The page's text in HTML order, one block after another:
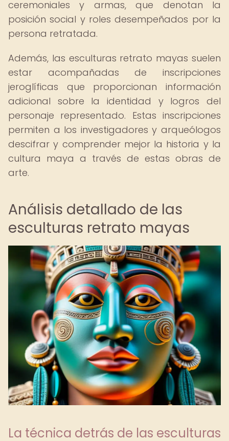
ceremoniales y armas, que denotan la
posición social y roles desempeñados por la
persona retratada.
Además, las esculturas retrato mayas suelen
estar acompañadas de inscripciones
jeroglíficas que proporcionan información
adicional sobre la identidad y logros del
personaje representado. Estas inscripciones
permiten a los investigadores y arqueólogos
descifrar y comprender mejor la historia y la
cultura maya a través de estas obras de
arte.
Análisis detallado de las
esculturas retrato mayas
La técnica detrás de las esculturas